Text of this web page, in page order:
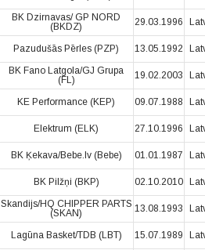
BK Dzirnavas/ GP NORD
(BKDZ)
29.03.1996
Pazudušās Pērles (PZP) 13.05.1992
BK Fano Latgola/GJ Grupa
(FL)
19.02.2003
KE Performance (KEP) 09.07.1988
Elektrum (ELK) 27.10.1996
BK Ķekava/Bebe.lv (Bebe) 01.01.1987
BK Pilžņi (BKP) 02.10.2010
Skandijs/HQ CHIPPER PARTS
(SKAN)
13.08.1993
Lagūna Basket/TDB (LBT) 15.07.1989